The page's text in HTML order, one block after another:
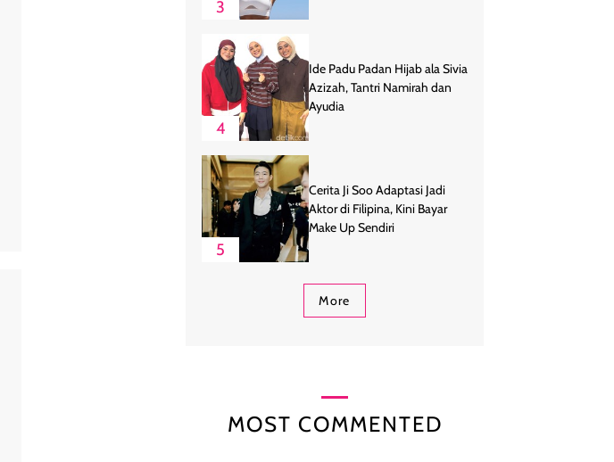
3
4
Ide Padu Padan Hijab ala Sivia
Azizah, Tantri Namirah dan
Ayudia
5
Cerita Ji Soo Adaptasi Jadi
Aktor di Filipina, Kini Bayar
Make Up Sendiri
More
MOST COMMENTED